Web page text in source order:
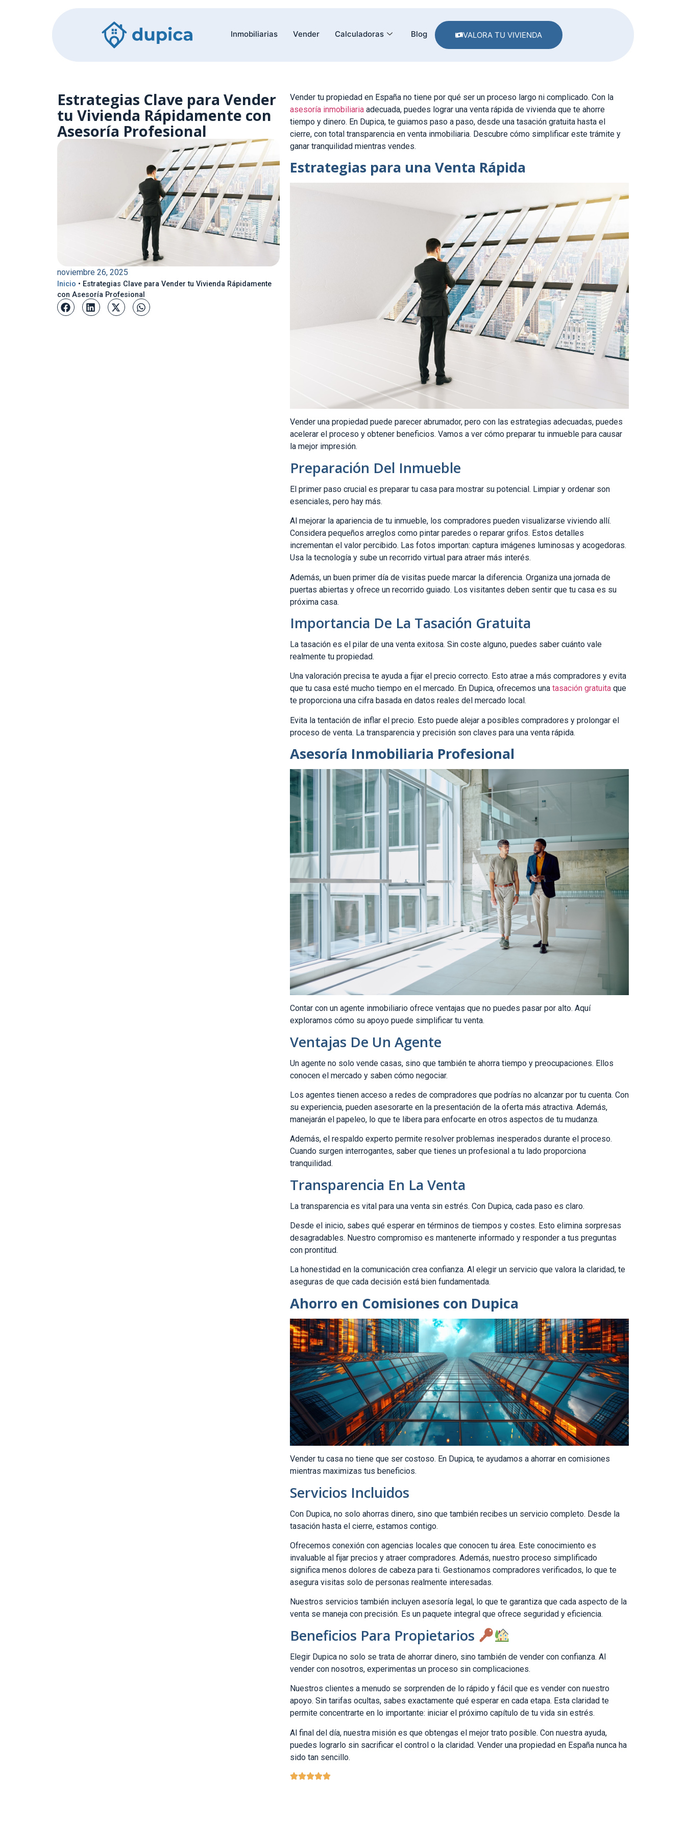
Inmobiliarias Vender Calculadoras Blog VALORA TU VIVIENDA
Estrategias Clave para Vender
tu Vivienda Rápidamente con
Asesoría Profesional
noviembre 26, 2025
Inicio • Estrategias Clave para Vender tu Vivienda Rápidamente
con Asesoría Profesional
Vender tu propiedad en España no tiene por qué ser un proceso largo ni complicado. Con la
asesoría inmobiliaria adecuada, puedes lograr una venta rápida de vivienda que te ahorre
tiempo y dinero. En Dupica, te guiamos paso a paso, desde una tasación gratuita hasta el
cierre, con total transparencia en venta inmobiliaria. Descubre cómo simplificar este trámite y
ganar tranquilidad mientras vendes.
Estrategias para una Venta Rápida
Vender una propiedad puede parecer abrumador, pero con las estrategias adecuadas, puedes
acelerar el proceso y obtener beneficios. Vamos a ver cómo preparar tu inmueble para causar
la mejor impresión.
Preparación Del Inmueble
El primer paso crucial es preparar tu casa para mostrar su potencial. Limpiar y ordenar son
esenciales, pero hay más.
Al mejorar la apariencia de tu inmueble, los compradores pueden visualizarse viviendo allí.
Considera pequeños arreglos como pintar paredes o reparar grifos. Estos detalles
incrementan el valor percibido. Las fotos importan: captura imágenes luminosas y acogedoras.
Usa la tecnología y sube un recorrido virtual para atraer más interés.
Además, un buen primer día de visitas puede marcar la diferencia. Organiza una jornada de
puertas abiertas y ofrece un recorrido guiado. Los visitantes deben sentir que tu casa es su
próxima casa.
Importancia De La Tasación Gratuita
La tasación es el pilar de una venta exitosa. Sin coste alguno, puedes saber cuánto vale
realmente tu propiedad.
Una valoración precisa te ayuda a fijar el precio correcto. Esto atrae a más compradores y evita
que tu casa esté mucho tiempo en el mercado. En Dupica, ofrecemos una tasación gratuita que
te proporciona una cifra basada en datos reales del mercado local.
Evita la tentación de inflar el precio. Esto puede alejar a posibles compradores y prolongar el
proceso de venta. La transparencia y precisión son claves para una venta rápida.
Asesoría Inmobiliaria Profesional
Contar con un agente inmobiliario ofrece ventajas que no puedes pasar por alto. Aquí
exploramos cómo su apoyo puede simplificar tu venta.
Ventajas De Un Agente
Un agente no solo vende casas, sino que también te ahorra tiempo y preocupaciones. Ellos
conocen el mercado y saben cómo negociar.
Los agentes tienen acceso a redes de compradores que podrías no alcanzar por tu cuenta. Con
su experiencia, pueden asesorarte en la presentación de la oferta más atractiva. Además,
manejarán el papeleo, lo que te libera para enfocarte en otros aspectos de tu mudanza.
Además, el respaldo experto permite resolver problemas inesperados durante el proceso.
Cuando surgen interrogantes, saber que tienes un profesional a tu lado proporciona
tranquilidad.
Transparencia En La Venta
La transparencia es vital para una venta sin estrés. Con Dupica, cada paso es claro.
Desde el inicio, sabes qué esperar en términos de tiempos y costes. Esto elimina sorpresas
desagradables. Nuestro compromiso es mantenerte informado y responder a tus preguntas
con prontitud.
La honestidad en la comunicación crea confianza. Al elegir un servicio que valora la claridad, te
aseguras de que cada decisión está bien fundamentada.
Ahorro en Comisiones con Dupica
Vender tu casa no tiene que ser costoso. En Dupica, te ayudamos a ahorrar en comisiones
mientras maximizas tus beneficios.
Servicios Incluidos
Con Dupica, no solo ahorras dinero, sino que también recibes un servicio completo. Desde la
tasación hasta el cierre, estamos contigo.
Ofrecemos conexión con agencias locales que conocen tu área. Este conocimiento es
invaluable al fijar precios y atraer compradores. Además, nuestro proceso simplificado
significa menos dolores de cabeza para ti. Gestionamos compradores verificados, lo que te
asegura visitas solo de personas realmente interesadas.
Nuestros servicios también incluyen asesoría legal, lo que te garantiza que cada aspecto de la
venta se maneja con precisión. Es un paquete integral que ofrece seguridad y eficiencia.
Beneficios Para Propietarios
Elegir Dupica no solo se trata de ahorrar dinero, sino también de vender con confianza. Al
vender con nosotros, experimentas un proceso sin complicaciones.
Nuestros clientes a menudo se sorprenden de lo rápido y fácil que es vender con nuestro
apoyo. Sin tarifas ocultas, sabes exactamente qué esperar en cada etapa. Esta claridad te
permite concentrarte en lo importante: iniciar el próximo capítulo de tu vida sin estrés.
Al final del día, nuestra misión es que obtengas el mejor trato posible. Con nuestra ayuda,
puedes lograrlo sin sacrificar el control o la claridad. Vender una propiedad en España nunca ha
sido tan sencillo.